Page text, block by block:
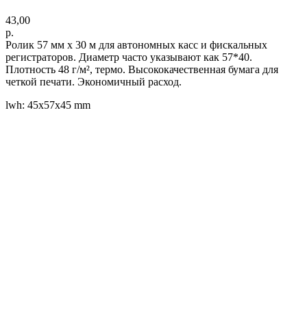
43,00
р.
Ролик 57 мм x 30 м для автономных касс и фискальных
регистраторов. Диаметр часто указывают как 57*40.
Плотность 48 г/м², термо. Высококачественная бумага для
четкой печати. Экономичный расход.
lwh: 45x57x45 mm